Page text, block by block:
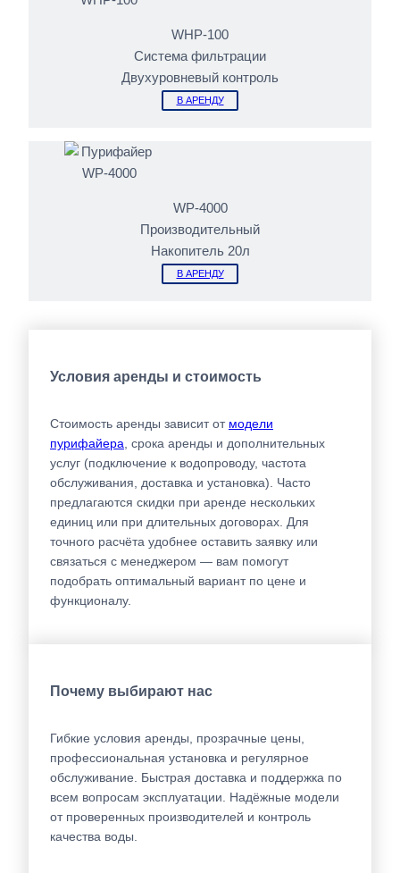
WHP-100
Система фильтрации
Двухуровневый контроль
В АРЕНДУ
WP-4000
Производительный
Накопитель 20л
В АРЕНДУ
Условия аренды и стоимость
Стоимость аренды зависит от модели
пурифайера, срока аренды и дополнительных
услуг (подключение к водопроводу, частота
обслуживания, доставка и установка). Часто
предлагаются скидки при аренде нескольких
единиц или при длительных договорах. Для
точного расчёта удобнее оставить заявку или
связаться с менеджером — вам помогут
подобрать оптимальный вариант по цене и
функционалу.
Почему выбирают нас
Гибкие условия аренды, прозрачные цены,
профессиональная установка и регулярное
обслуживание. Быстрая доставка и поддержка по
всем вопросам эксплуатации. Надёжные модели
от проверенных производителей и контроль
качества воды.